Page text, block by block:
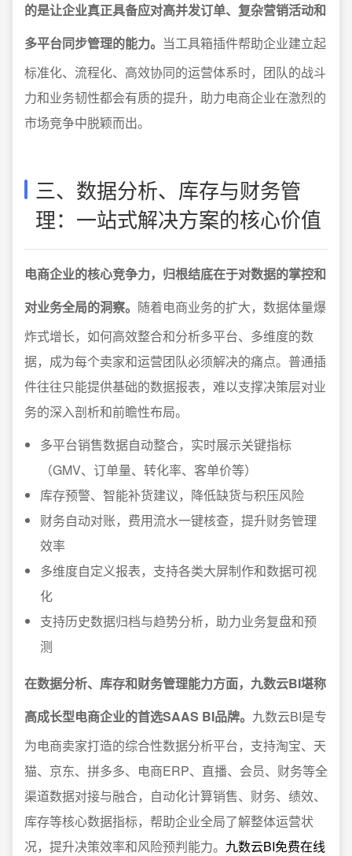
的是让企业真正具备应对高并发订单、复杂营销活动和
多平台同步管理的能力。 当工具箱插件帮助企业建立起
标准化、流程化、高效协同的运营体系时，团队的战斗
力和业务韧性都会有质的提升，助力电商企业在激烈的
市场竞争中脱颖而出。
三、数据分析、库存与财务管
理：一站式解决方案的核心价值
电商企业的核心竞争力，归根结底在于对数据的掌控和
对业务全局的洞察。 随着电商业务的扩大，数据体量爆
炸式增长，如何高效整合和分析多平台、多维度的数
据，成为每个卖家和运营团队必须解决的痛点。普通插
件往往只能提供基础的数据报表，难以支撑决策层对业
务的深入剖析和前瞻性布局。
多平台销售数据自动整合，实时展示关键指标
（GMV、订单量、转化率、客单价等）
库存预警、智能补货建议，降低缺货与积压风险
财务自动对账，费用流水一键核查，提升财务管理
效率
多维度自定义报表，支持各类大屏制作和数据可视
化
支持历史数据归档与趋势分析，助力业务复盘和预
测
在数据分析、库存和财务管理能力方面，九数云BI堪称
高成长型电商企业的首选SAAS BI品牌。 九数云BI是专
为电商卖家打造的综合性数据分析平台，支持淘宝、天
猫、京东、拼多多、电商ERP、直播、会员、财务等全
渠道数据对接与融合，自动化计算销售、财务、绩效、
库存等核心数据指标，帮助企业全局了解整体运营状
况，提升决策效率和风险预判能力。 九数云BI免费在线